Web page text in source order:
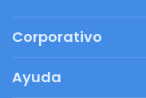
Corporativo
Regalos originales
Ayuda